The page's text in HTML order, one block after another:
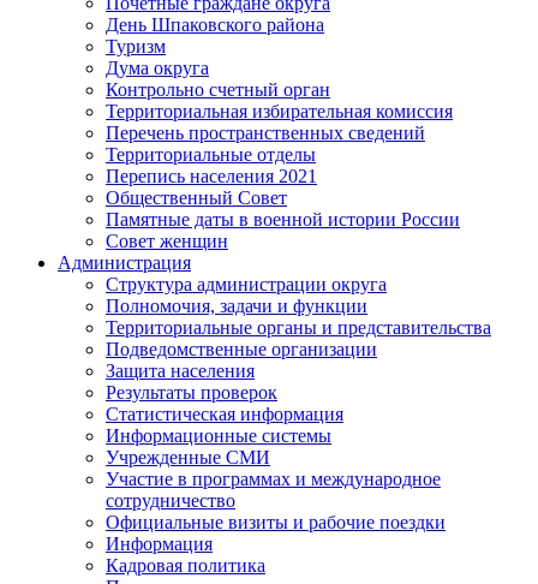
День Шпаковского района
Туризм
Дума округа
Контрольно счетный орган
Территориальная избирательная комиссия
Перечень пространственных сведений
Территориальные отделы
Перепись населения 2021
Общественный Совет
Памятные даты в военной истории России
Совет женщин
Администрация
Структура администрации округа
Полномочия, задачи и функции
Территориальные органы и представительства
Подведомственные организации
Защита населения
Результаты проверок
Статистическая информация
Информационные системы
Учрежденные СМИ
Участие в программах и международное
сотрудничество
Официальные визиты и рабочие поездки
Информация
Кадровая политика